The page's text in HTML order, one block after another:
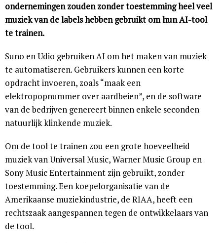
ondernemingen zouden zonder toestemming heel veel
muziek van de labels hebben gebruikt om hun AI-tool
te trainen.
Suno en Udio gebruiken AI om het maken van muziek
te automatiseren. Gebruikers kunnen een korte
opdracht invoeren, zoals “maak een
elektropopnummer over aardbeien”, en de software
van de bedrijven genereert binnen enkele seconden
natuurlijk klinkende muziek.
Om de tool te trainen zou een grote hoeveelheid
muziek van Universal Music, Warner Music Group en
Sony Music Entertainment zijn gebruikt, zonder
toestemming. Een koepelorganisatie van de
Amerikaanse muziekindustrie, de RIAA, heeft een
rechtszaak aangespannen tegen de ontwikkelaars van
de tool.